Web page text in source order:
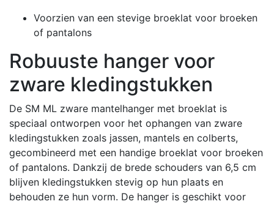
Voorzien van een stevige broeklat voor broeken
of pantalons
Robuuste hanger voor
zware kledingstukken
De SM ML zware mantelhanger met broeklat is
speciaal ontworpen voor het ophangen van zware
kledingstukken zoals jassen, mantels en colberts,
gecombineerd met een handige broeklat voor broeken
of pantalons. Dankzij de brede schouders van 6,5 cm
blijven kledingstukken stevig op hun plaats en
behouden ze hun vorm. De hanger is geschikt voor